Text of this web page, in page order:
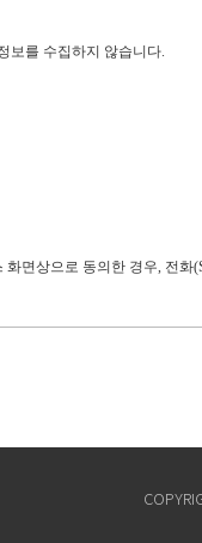
보를 수집하지 않습니다.
화면상으로 동의한 경우, 전화